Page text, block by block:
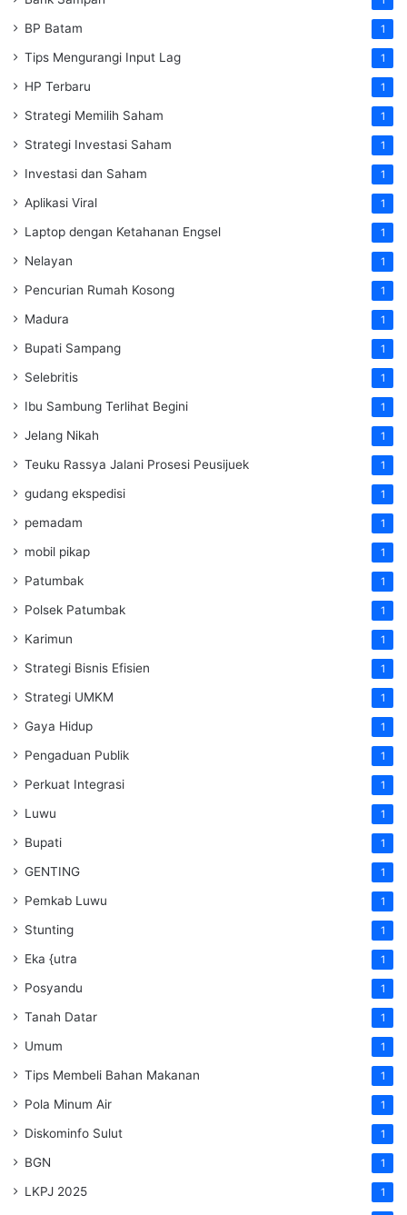
BP Batam 1
Tips Mengurangi Input Lag 1
HP Terbaru 1
Strategi Memilih Saham 1
Strategi Investasi Saham 1
Investasi dan Saham 1
Aplikasi Viral 1
Laptop dengan Ketahanan Engsel 1
Nelayan 1
Pencurian Rumah Kosong 1
Madura 1
Bupati Sampang 1
Selebritis 1
Ibu Sambung Terlihat Begini 1
Jelang Nikah 1
Teuku Rassya Jalani Prosesi Peusijuek 1
gudang ekspedisi 1
pemadam 1
mobil pikap 1
Patumbak 1
Polsek Patumbak 1
Karimun 1
Strategi Bisnis Efisien 1
Strategi UMKM 1
Gaya Hidup 1
Pengaduan Publik 1
Perkuat Integrasi 1
Luwu 1
Bupati 1
GENTING 1
Pemkab Luwu 1
Stunting 1
Eka {utra 1
Posyandu 1
Tanah Datar 1
Umum 1
Tips Membeli Bahan Makanan 1
Pola Minum Air 1
Diskominfo Sulut 1
BGN 1
LKPJ 2025 1